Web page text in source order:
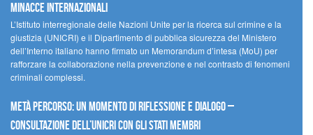
minacce internazionali
L’Istituto interregionale delle Nazioni Unite per la ricerca sul crimine e la
giustizia (UNICRI) e il Dipartimento di pubblica sicurezza del Ministero
dell’Interno italiano hanno firmato un Memorandum d’intesa (MoU) per
rafforzare la collaborazione nella prevenzione e nel contrasto di fenomeni
criminali complessi.
Metà percorso: un momento di riflessione e dialogo –
Consultazione dell’UNICRI con gli Stati membri